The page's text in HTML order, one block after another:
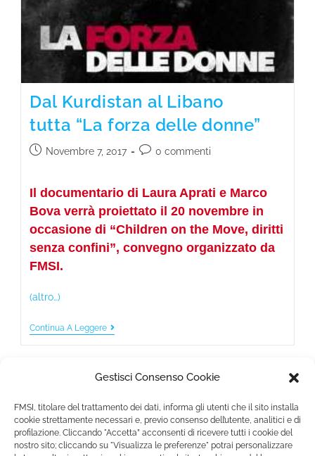
Gestisci Consenso Cookie
FMSI, titolare del trattamento dei dati, informa gli utenti che il sito installa
cookie strettamente necessari e, previo consenso dell’utente, analitici e di
profilazione. Cliccando "Accetta” acconsenti di ricevere tutti i cookie del
nostro sito; cliccando su "Visualizza le preferenze" potrai personalizzare
Dal Kurdistan al Libano
tutta “La forza delle donne”
Novembre 7, 2017 0 commenti
Il documentario di Laura Aprati e Marco
Bova verrà proiettato il 20 novembre in
occasione di “Children on the Move, diritti
senza confini”, convegno organizzato da
FMSI.
(altro…)
Continua A Leggere
Fondazione Marista per la Solidarietà Internazionale ETS